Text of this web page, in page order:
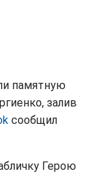
памятную
залив
сообщил
Герою